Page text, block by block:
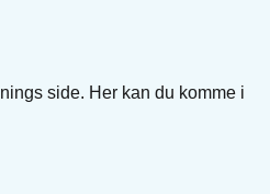
side. Her kan du komme i